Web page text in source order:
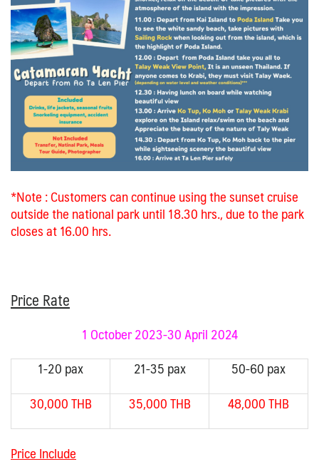
*Note : Customers can continue using the sunset cruise
outside the national park until 18.30 hrs., due to the park
closes at 16.00 hrs.
Price Rate
1 October 2023-30 April 2024
1-20 pax
21-35 pax
50-60 pax
30,000 THB
35,000 THB 48,000 THB
Price Include